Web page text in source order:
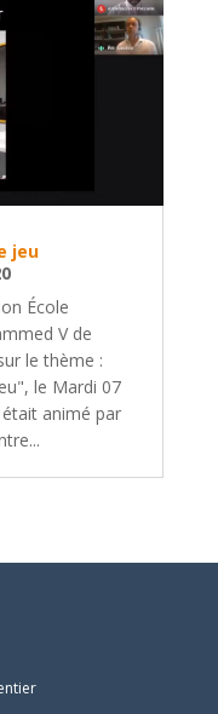
jeu
École
V de
le thème :
le Mardi 07
était animé par